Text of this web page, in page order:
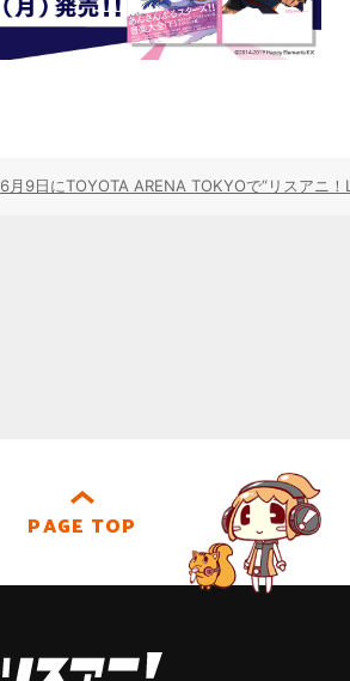
6月9日にTOYOTA ARENA TOKYOで“リスアニ
PAGE TOP